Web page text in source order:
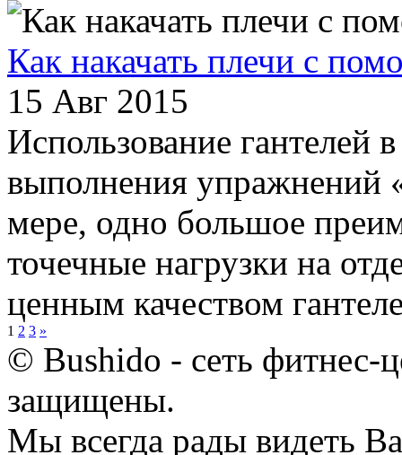
Как накачать плечи с
15 Авг 2015
Использование гантелей
выполнения упражнений
мере, одно большое
точечные нагрузки на
ценным качеством
1 2 3 »
© Bushido - сеть фитнес-
защищены.
Мы всегда рады видеть